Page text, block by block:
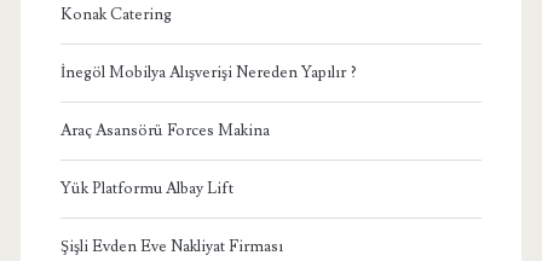
Konak Catering
İnegöl Mobilya Alışverişi Nereden Yapılır ?
Araç Asansörü Forces Makina
Yük Platformu Albay Lift
Şişli Evden Eve Nakliyat Firması